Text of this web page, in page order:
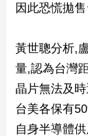
品
點
民
調
國
會
焦
點
因此恐慌拋售
黃世聰分析,
量,認為台灣
晶片無法及
台美各保有
自身半導體